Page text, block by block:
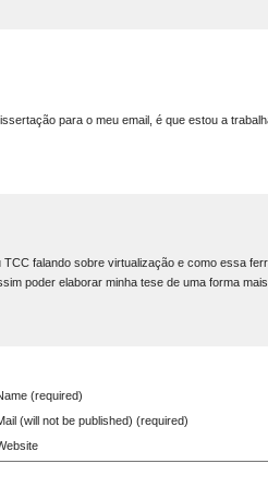
para o meu email, é que estou a
falando sobre virtualização e como essa
poder elaborar minha tese de uma forma
(required)
(will not be published) (required)